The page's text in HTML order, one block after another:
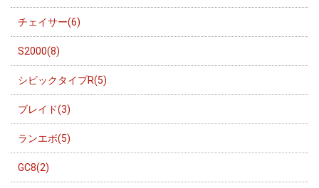
チェイサー(6)
S2000(8)
シビックタイプR(5)
ブレイド(3)
ランエボ(5)
GC8(2)